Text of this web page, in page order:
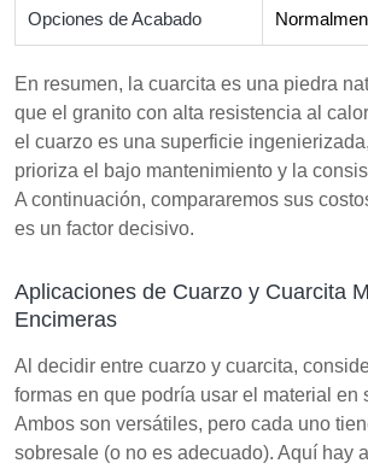
Opciones de Acabado
En resumen, la cuarcita es una piedra
que el granito con alta resistencia al
el cuarzo es una superficie
prioriza el bajo mantenimiento y la
A continuación, compararemos sus
es un factor decisivo.
Aplicaciones de Cuarzo y Cuarcita
Encimeras
Al decidir entre cuarzo y cuarcita,
formas en que podría usar el material en
Ambos son versátiles, pero cada uno
sobresale (o no es adecuado). Aquí hay